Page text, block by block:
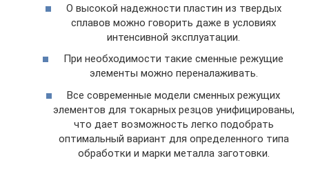
О высокой надежности пластин из твердых
сплавов можно говорить даже в условиях
интенсивной эксплуатации.
При необходимости такие сменные режущие
элементы можно переналаживать.
Все современные модели сменных режущих
элементов для токарных резцов унифицированы,
что дает возможность легко подобрать
оптимальный вариант для определенного типа
обработки и марки металла заготовки.